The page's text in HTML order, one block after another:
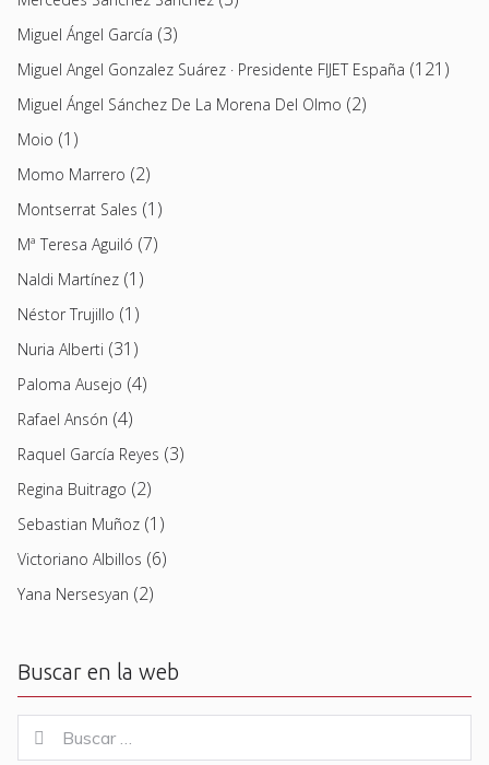
Miguel Ángel García (3)
Miguel Angel Gonzalez Suárez · Presidente FIJET España (121)
Miguel Ángel Sánchez De La Morena Del Olmo (2)
Moio (1)
Momo Marrero (2)
Montserrat Sales (1)
Mª Teresa Aguiló (7)
Naldi Martínez (1)
Néstor Trujillo (1)
Nuria Alberti (31)
Paloma Ausejo (4)
Rafael Ansón (4)
Raquel García Reyes (3)
Regina Buitrago (2)
Sebastian Muñoz (1)
Victoriano Albillos (6)
Yana Nersesyan (2)
Buscar en la web
for:
Buscar